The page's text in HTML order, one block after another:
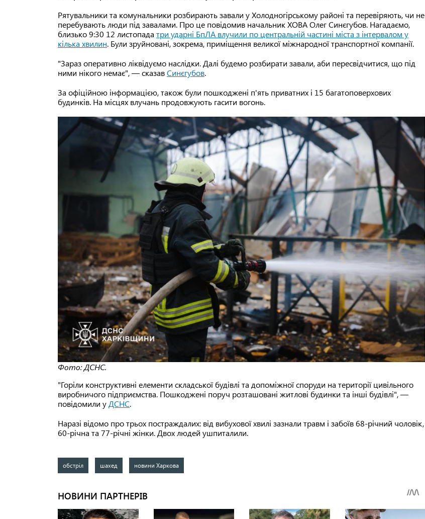
Рятувальники та комунальники розбирають завали у Холодногірському районі та перевіряють, чи не
перебувають люди під завалами. Про це повідомив начальник ХОВА Олег Синєгубов. Нагадаємо,
близько 9:30 12 листопада три ударні БпЛА влучили по центральній частині міста з інтервалом у
кілька хвилин. Були зруйновані, зокрема, приміщення великої міжнародної транспортної компанії.
"Зараз оперативно ліквідуємо наслідки. Далі будемо розбирати завали, аби пересвідчитися, що під
ними нікого немає", — сказавСинєгубов.
За офіційною інформацією, також були пошкоджені п'ять приватних і 15 багатоповерхових
будинків. На місцях влучань продовжують гасити вогонь.
Фото: ДСНС.
"Горіли конструктивні елементи складської будівлі та допоміжної споруди на території цивільного
виробничого підприємства. Пошкоджені поруч розташовані житлові будинки та інші будівлі", —
повідомили у ДСНС.
Наразі відомо про трьох постраждалих: від вибухової хвилі зазнали травм і забоїв 68-річний чоловік,
60-річна та 77-річні жінки. Двох людей ушпиталили.
обстріл шахед новини Харкова